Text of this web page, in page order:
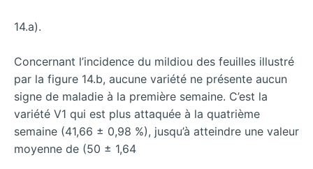
14.a).
Concernant l’incidence du mildiou des feuilles illustré
par la figure 14.b, aucune variété ne présente aucun
signe de maladie à la première semaine. C’est la
variété V1 qui est plus attaquée à la quatrième
semaine (41,66 ± 0,98 %), jusqu’à atteindre une valeur
moyenne de (50 ± 1,64